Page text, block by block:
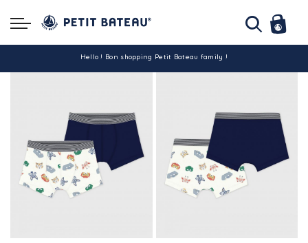
La livraison est assurée partout en Tunisie !